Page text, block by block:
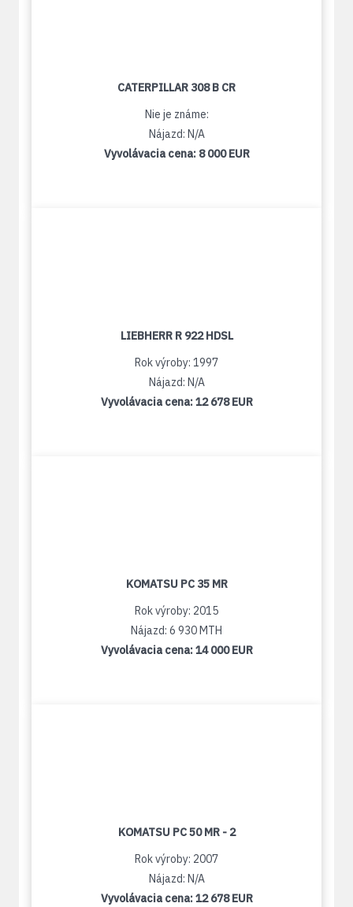
CATERPILLAR 308 B CR
Nie je známe:
Nájazd: N/A
Vyvolávacia cena: 8 000 EUR
LIEBHERR R 922 HDSL
Rok výroby: 1997
Nájazd: N/A
Vyvolávacia cena:12 678 EUR
KOMATSU PC 35 MR
Rok výroby: 2015
Nájazd: 6 930 MTH
Vyvolávacia cena:14 000 EUR
KOMATSU PC 50 MR - 2
Rok výroby: 2007
Nájazd: N/A
Vyvolávacia cena:12 678 EUR